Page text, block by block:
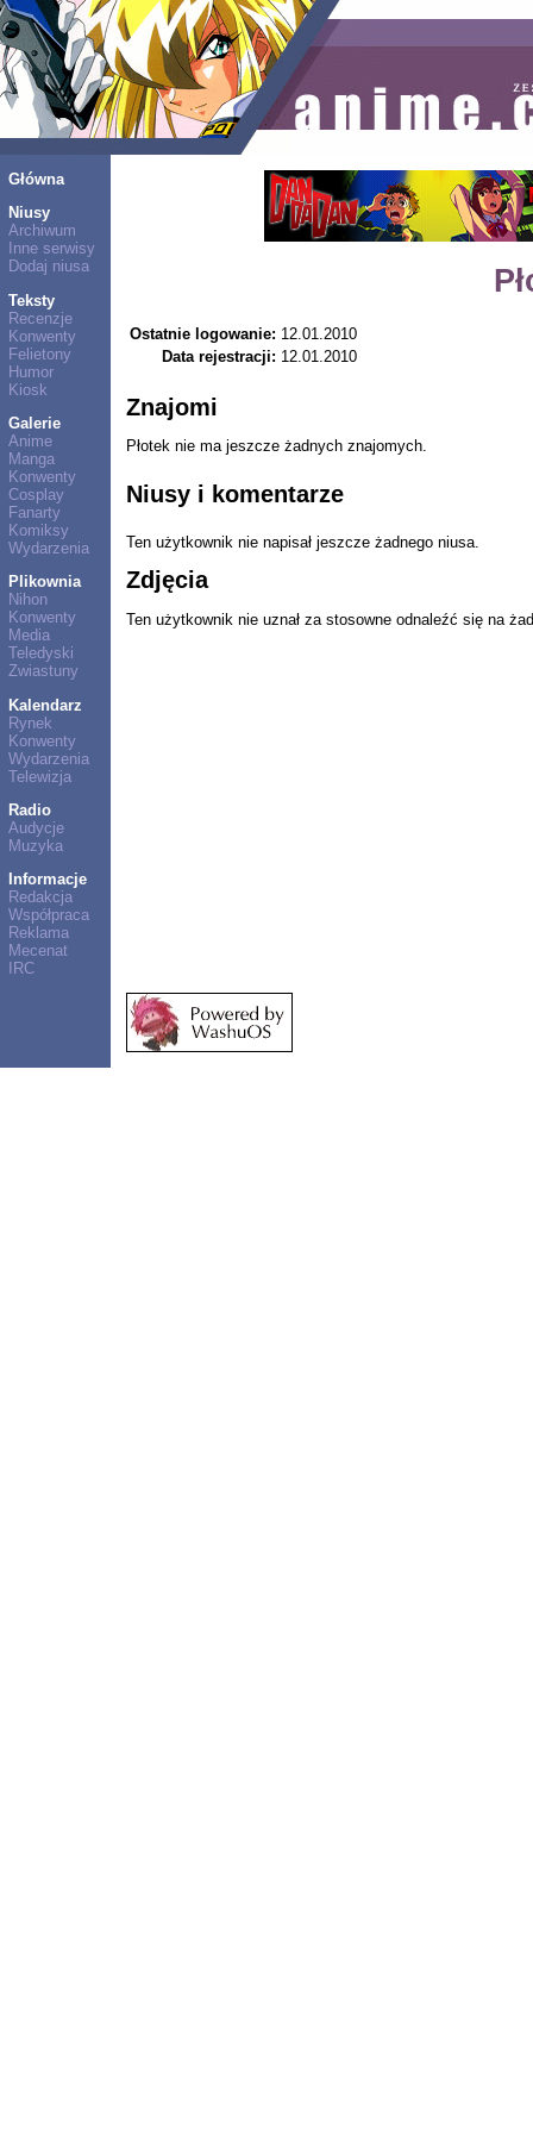
Główna
Niusy
Archiwum
Inne serwisy
Dodaj niusa
Teksty
Recenzje
Konwenty
Felietony
Humor
Kiosk
Galerie
Anime
Manga
Konwenty
Cosplay
Fanarty
Komiksy
Wydarzenia
Plikownia
Nihon
Konwenty
Media
Teledyski
Zwiastuny
Kalendarz
Rynek
Konwenty
Wydarzenia
Telewizja
Radio
Audycje
Muzyka
Informacje
Redakcja
Współpraca
Reklama
Mecenat
IRC
Ostatnie logowanie: 12.01.2010
Data rejestracji: 12.01.2010
Znajomi
Płotek nie ma jeszcze żadnych znajomych.
Niusy i komentarze
Ten użytkownik nie napisał jeszcze żadnego niusa.
Zdjęcia
Ten użytkownik nie uznał za stosowne odnaleźć się na